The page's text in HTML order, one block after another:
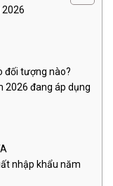
2026
đối tượng nào?
2026 đang áp dụng
nhập khẩu năm